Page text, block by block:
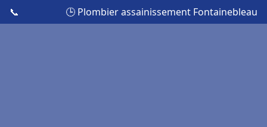
📞 🕒 Plombier assainissement Fontainebleau